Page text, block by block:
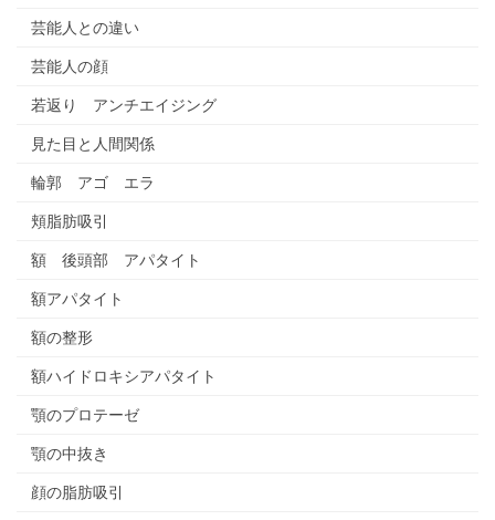
芸能人との違い
芸能人の顔
若返り アンチエイジング
見た目と人間関係
輪郭 アゴ エラ
頬脂肪吸引
額 後頭部 アパタイト
額アパタイト
額の整形
額ハイドロキシアパタイト
顎のプロテーゼ
顎の中抜き
顔の脂肪吸引